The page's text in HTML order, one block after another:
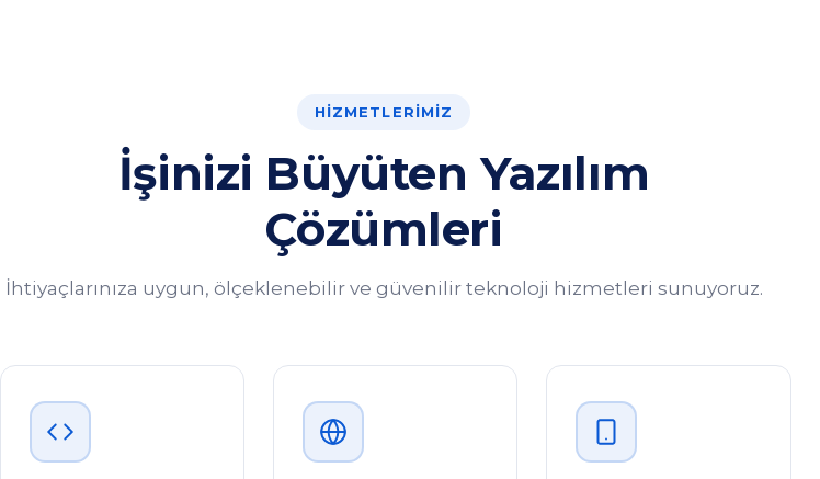
HIZMETLERIMIZ
İşinizi Büyüten Yazılım
Çözümleri
İhtiyaçlarınıza uygun, ölçeklenebilir ve güvenilir teknoloji hizmetleri sunuyoruz.